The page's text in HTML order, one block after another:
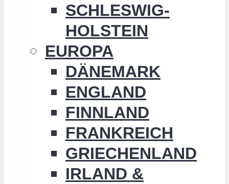
SCHLESWIG-
HOLSTEIN
EUROPA
DÄNEMARK
ENGLAND
FINNLAND
FRANKREICH
GRIECHENLAND
IRLAND &